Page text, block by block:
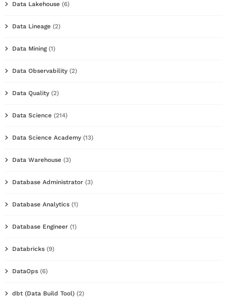
Data Lakehouse (6)
Data Lineage (2)
Data Mining(1)
Data Observability (2)
Data Quality (2)
Data Science (214)
Data Science Academy (13)
Data Warehouse (3)
Database Administrator (3)
Database Analytics (1)
Database Engineer (1)
Databricks (9)
DataOps (6)
dbt (Data Build Tool) (2)